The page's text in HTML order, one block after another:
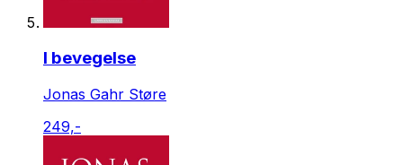
I bevegelse
Jonas Gahr Støre
249,-